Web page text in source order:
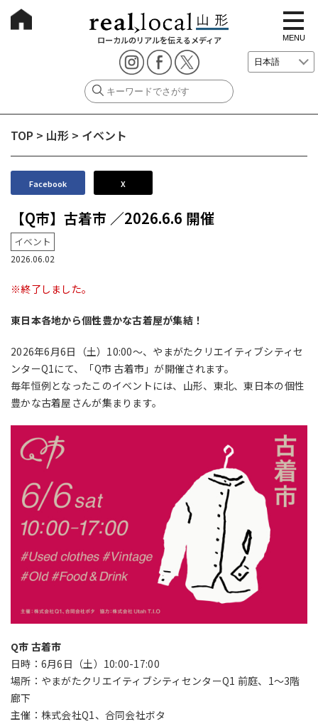
ローカルのリアルを伝えるメディア
t
o
g
g
e
i
i
MENU
TOP > 山形 > イベント
Facebook X
【Q市】古着市 ／2026.6.6 開催
イベント
2026.06.02
※終了しました。
東日本各地から個性豊かな古着屋が集結！
2026年6月6日（土）10:00〜、やまがたクリエイティブシティセ
ンターQ1にて、「Q市 古着市」が開催されます。
毎年恒例となったこのイベントには、山形、東北、東日本の個性
豊かな古着屋さんが集まります。
Q市 古着市
日時：6月6日（土）10:00-17:00
場所：やまがたクリエイティブシティセンターQ1 前庭、1〜3階
廊下
主催：株式会社Q1、合同会社ボタ